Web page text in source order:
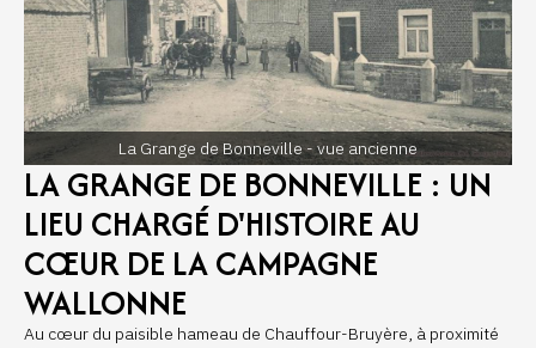
La Grange de Bonneville - vue ancienne
LA GRANGE DE BONNEVILLE : UN
LIEU CHARGÉ D'HISTOIRE AU
CŒUR DE LA CAMPAGNE
WALLONNE
Au cœur du paisible hameau de Chauffour-Bruyère, à proximité